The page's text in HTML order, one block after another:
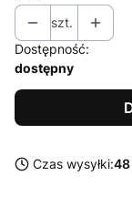
szt.
Dostępność:
dostępny
Czas wysyłki:48